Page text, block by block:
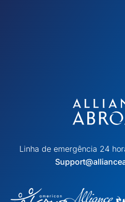
Linha de emergência 24